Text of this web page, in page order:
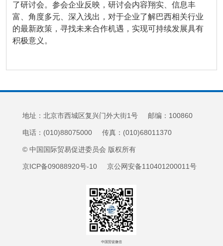
了研讨会。参会企业反映，研讨会内容翔实、信息丰
富、角度多元、深入浅出，对于企业了解巴西相关行业
的最新政策，寻找未来合作机遇，实现可持续发展具有
积极意义。
地址：北京市西城区复兴门外大街1号 邮编：100860
电话：(010)88075000 传真：(010)68011370
© 中国国际贸易促进委员会 版权所有
京ICP备09088920号-10 京公网安备110401200011号
中国贸促微信